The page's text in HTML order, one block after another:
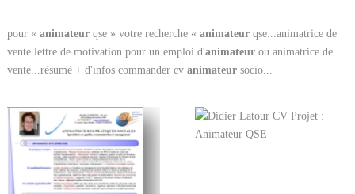
pour « animateurqse » votre recherche « animateurqse...animatrice de
vente lettre de motivation pour un emploi d'animateurou animatrice de
vente...résumé + d'infos commander cv animateursocio...